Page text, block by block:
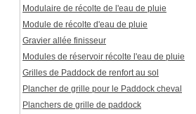
Modulaire de récolte de l'eau de pluie
Module de récolte d'eau de pluie
Gravier allée finisseur
Modules de réservoir récolte l'eau de pluie
Grilles de Paddock de renfort au sol
Plancher de grille pour le Paddock cheval
Planchers de grille de paddock